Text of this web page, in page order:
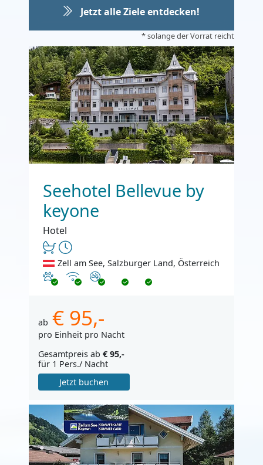
Jetzt alle Ziele entdecken!
* solange der Vorrat reicht
Seehotel Bellevue by
keyone
Hotel
Zell am See, Salzburger Land, Österreich
Haustiere erlaubt
InternetNichtraucher
ab € 95,-
pro Einheit pro Nacht
Gesamtpreis ab € 95,-
für 1 Pers./ Nacht
Jetzt buchen